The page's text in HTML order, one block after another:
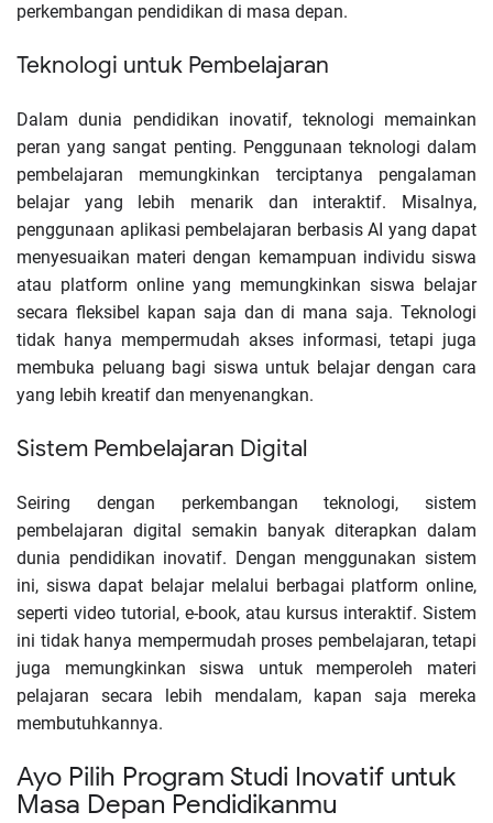
perkembangan pendidikan di masa depan.
Teknologi untuk Pembelajaran
Dalam dunia pendidikan inovatif, teknologi memainkan
peran yang sangat penting. Penggunaan teknologi dalam
pembelajaran memungkinkan terciptanya pengalaman
belajar yang lebih menarik dan interaktif. Misalnya,
penggunaan aplikasi pembelajaran berbasis AI yang dapat
menyesuaikan materi dengan kemampuan individu siswa
atau platform online yang memungkinkan siswa belajar
secara fleksibel kapan saja dan di mana saja. Teknologi
tidak hanya mempermudah akses informasi, tetapi juga
membuka peluang bagi siswa untuk belajar dengan cara
yang lebih kreatif dan menyenangkan.
Sistem Pembelajaran Digital
Seiring dengan perkembangan teknologi, sistem
pembelajaran digital semakin banyak diterapkan dalam
dunia pendidikan inovatif. Dengan menggunakan sistem
ini, siswa dapat belajar melalui berbagai platform online,
seperti video tutorial, e-book, atau kursus interaktif. Sistem
ini tidak hanya mempermudah proses pembelajaran, tetapi
juga memungkinkan siswa untuk memperoleh materi
pelajaran secara lebih mendalam, kapan saja mereka
membutuhkannya.
Ayo Pilih Program Studi Inovatif untuk
Masa Depan Pendidikanmu